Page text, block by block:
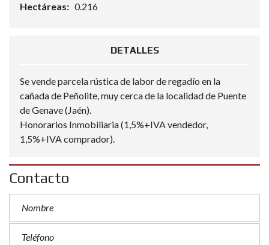
Hectáreas: 0.216
DETALLES
Se vende parcela rústica de labor de regadío en la
cañada de Peñolite, muy cerca de la localidad de Puente
de Genave (Jaén).
Honorarios Inmobiliaria (1,5%+IVA vendedor,
1,5%+IVA comprador).
Contacto